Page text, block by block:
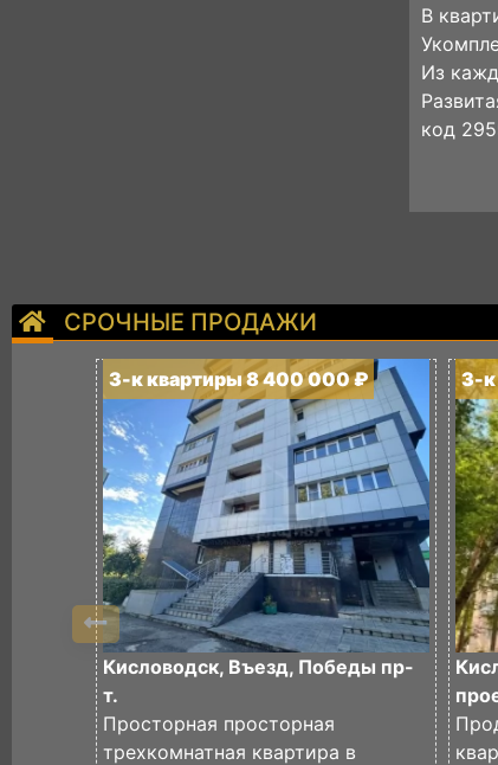
В
Из
код
СРОЧНЫЕ ПРОДАЖИ
3-к квартиры 8 400 000 ₽
Кисловодск, Въезд, Победы пр-
т.
Просторная просторная
трехкомнатная квартира в
3-к